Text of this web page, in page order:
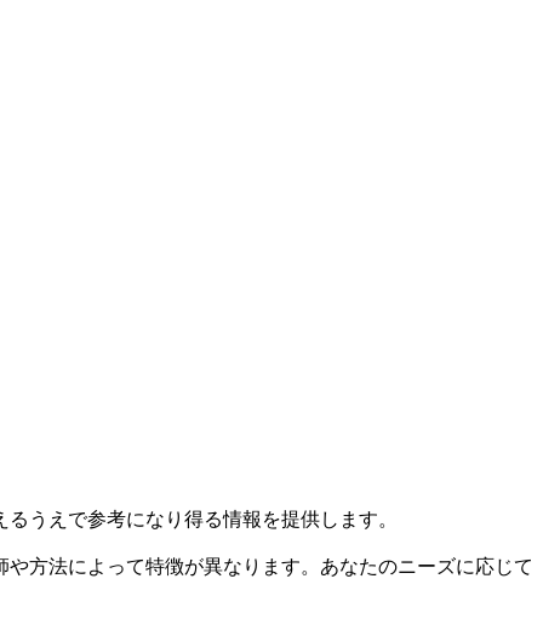
うえで参考になり得る情報を提供します。
方法によって特徴が異なります。あなたのニーズに応じて